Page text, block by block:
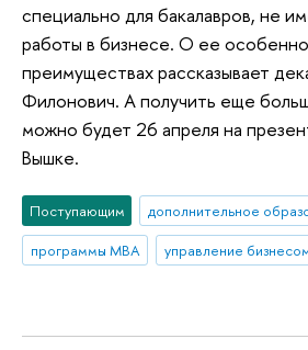
специально для бакалавров, не
работы в бизнесе. О ее
преимуществах рассказывает
Филонович. А получить еще
можно будет 26 апреля на
Вышке.
Поступающим
дополнительное
программы MBA
управление